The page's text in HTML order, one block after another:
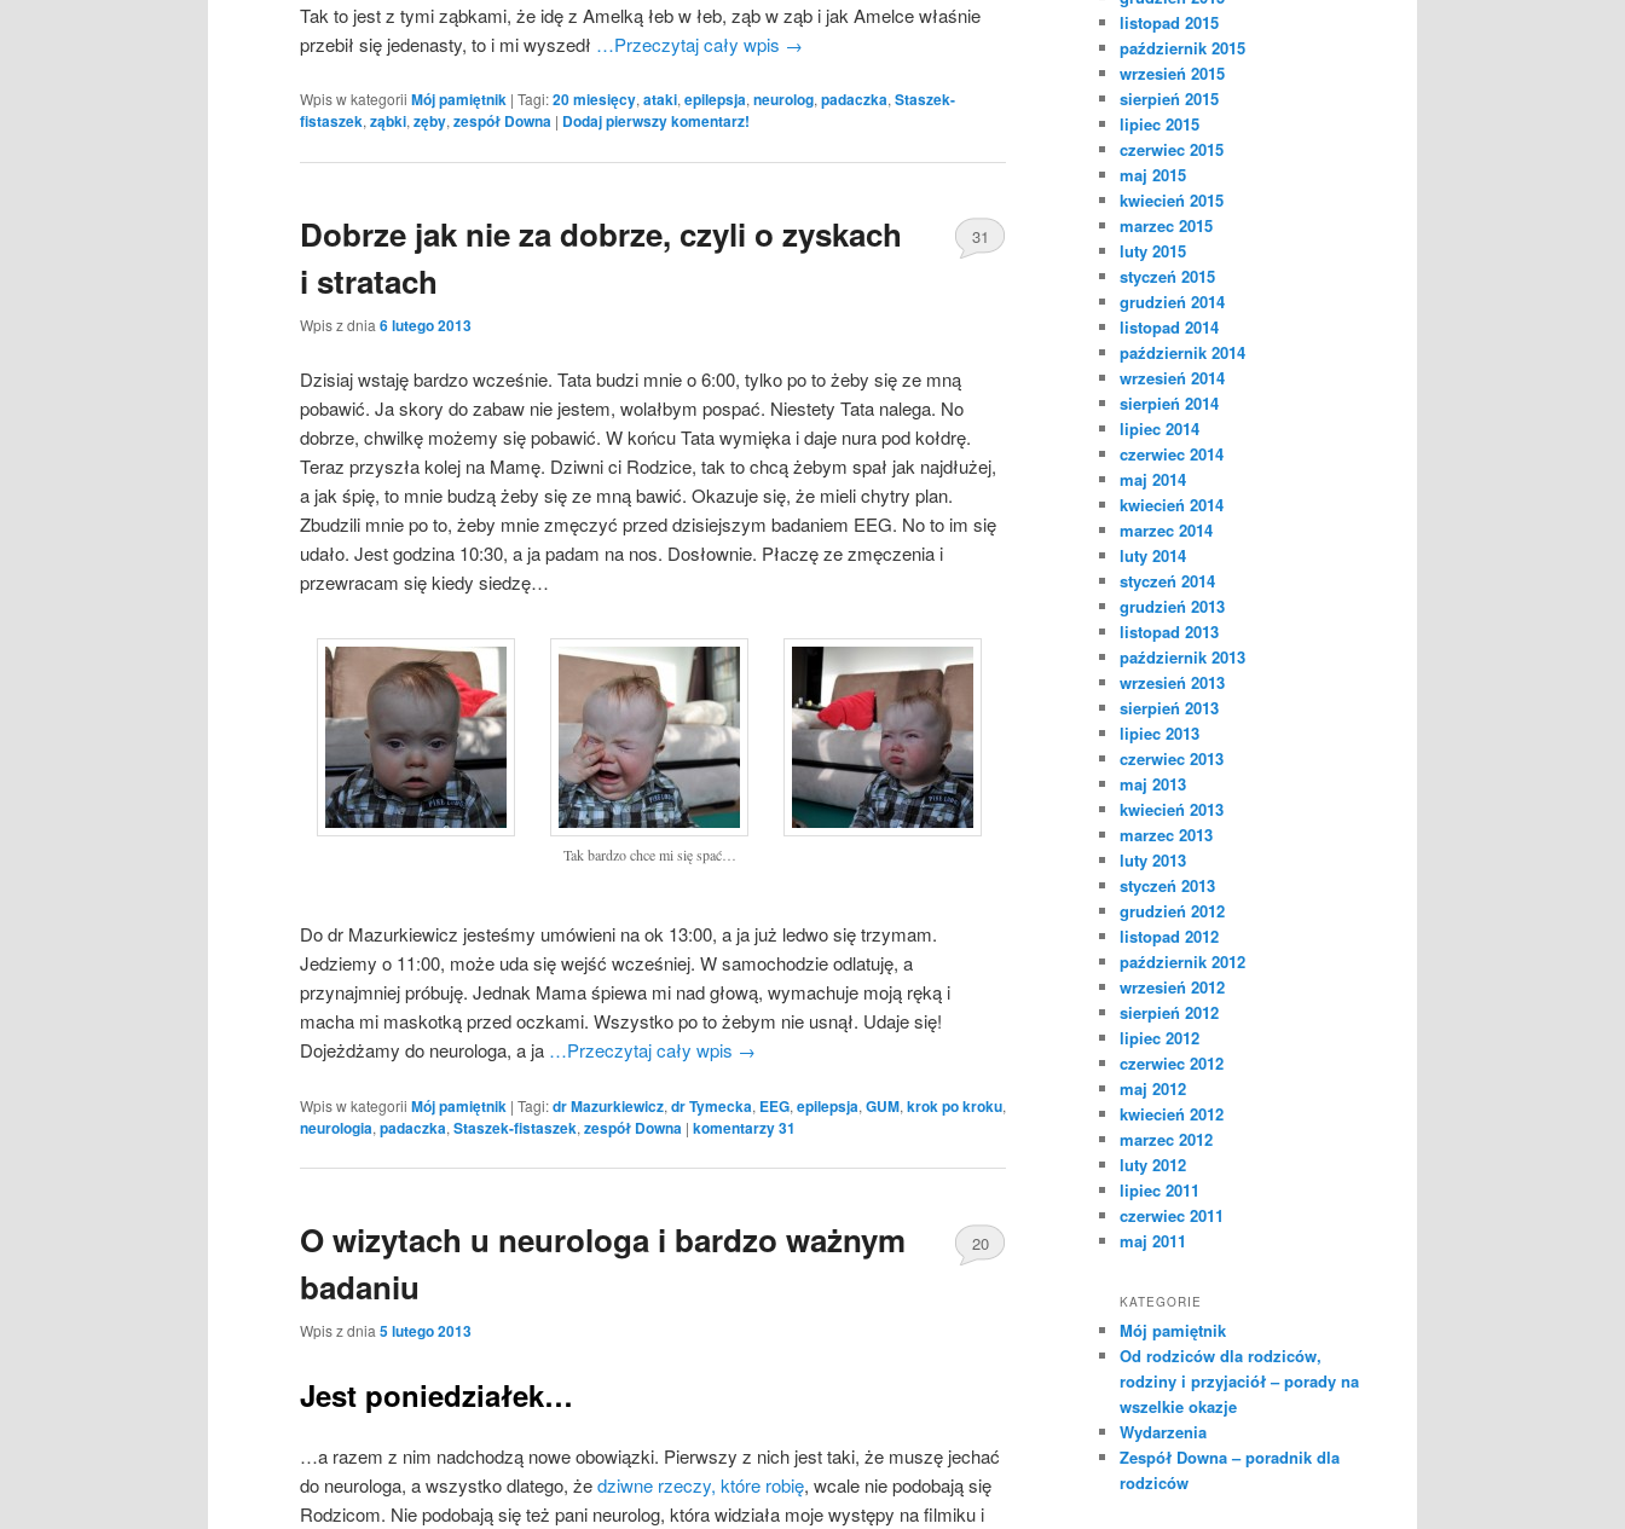
Tak to jest z tymi ząbkami, że idę z Amelką łeb w łeb, ząb w ząb i jak Amelce właśnie
przebił się jedenasty, to i mi wyszedł …Przeczytaj cały wpis →
Wpis w kategorii Mój pamiętnik | Tagi:20 miesięcy, ataki, epilepsja, neurolog, padaczka, Staszek-
fistaszek, ząbki, zęby, zespół Downa | Dodaj pierwszy komentarz!
Dobrze jak nie za dobrze, czyli o zyskach
i stratach
Wpis z dnia 6 lutego 2013
31
Dzisiaj wstaję bardzo wcześnie. Tata budzi mnie o 6:00, tylko po to żeby się ze mną
pobawić. Ja skory do zabaw nie jestem, wolałbym pospać. Niestety Tata nalega. No
dobrze, chwilkę możemy się pobawić. W końcu Tata wymięka i daje nura pod kołdrę.
Teraz przyszła kolej na Mamę. Dziwni ci Rodzice, tak to chcą żebym spał jak najdłużej,
a jak śpię, to mnie budzą żeby się ze mną bawić. Okazuje się, że mieli chytry plan.
Zbudzili mnie po to, żeby mnie zmęczyć przed dzisiejszym badaniem EEG. No to im się
udało. Jest godzina 10:30, a ja padam na nos. Dosłownie. Płaczę ze zmęczenia i
przewracam się kiedy siedzę…
Tak bardzo chce mi się spać…
Do dr Mazurkiewicz jesteśmy umówieni na ok 13:00, a ja już ledwo się trzymam.
Jedziemy o 11:00, może uda się wejść wcześniej. W samochodzie odlatuję, a
przynajmniej próbuję. Jednak Mama śpiewa mi nad głową, wymachuje moją ręką i
macha mi maskotką przed oczkami. Wszystko po to żebym nie usnął. Udaje się!
Dojeżdżamy do neurologa, a ja …Przeczytaj cały wpis →
Wpis w kategorii Mój pamiętnik | Tagi:dr Mazurkiewicz, dr Tymecka, EEG, epilepsja, GUM, krok po kroku,
neurologia, padaczka, Staszek-fistaszek, zespół Downa | komentarzy31
O wizytach u neurologa i bardzo ważnym
badaniu
Wpis z dnia 5 lutego 2013
20
Jest poniedziałek…
…a razem z nim nadchodzą nowe obowiązki. Pierwszy z nich jest taki, że muszę jechać
do neurologa, a wszystko dlatego, żedziwne rzeczy, które robię, wcale nie podobają się
Rodzicom. Nie podobają się też pani neurolog, która widziała moje występy na filmiku i
listopad 2015
październik 2015
wrzesień 2015
sierpień 2015
lipiec 2015
czerwiec 2015
maj 2015
kwiecień 2015
marzec 2015
luty 2015
styczeń 2015
grudzień 2014
listopad 2014
październik 2014
wrzesień 2014
sierpień 2014
lipiec 2014
czerwiec 2014
maj 2014
kwiecień 2014
marzec 2014
luty 2014
styczeń 2014
grudzień 2013
listopad 2013
październik 2013
wrzesień 2013
sierpień 2013
lipiec 2013
czerwiec 2013
maj 2013
kwiecień 2013
marzec 2013
luty 2013
styczeń 2013
grudzień 2012
listopad 2012
październik 2012
wrzesień 2012
sierpień 2012
lipiec 2012
czerwiec 2012
maj 2012
kwiecień 2012
marzec 2012
luty 2012
lipiec 2011
czerwiec 2011
maj 2011
KATEGORIE
Mój pamiętnik
Od rodziców dla rodziców,
rodziny i przyjaciół – porady na
wszelkie okazje
Wydarzenia
Zespół Downa – poradnik dla
rodziców